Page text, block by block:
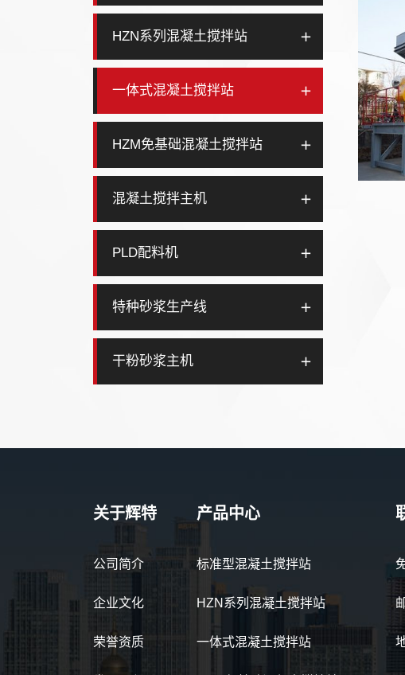
HZN系列混凝土搅拌站
一体式混凝土搅拌站
HZM免基础混凝土搅拌站
混凝土搅拌主机
PLD配料机
特种砂浆生产线
干粉砂浆主机
关于辉特
公司简介
企业文化
荣誉资质
产品中心
标准型混凝土搅拌站
HZN系列混凝土搅拌站
一体式混凝土搅拌站